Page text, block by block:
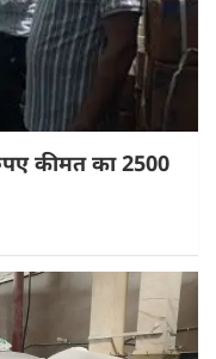
कीमत का 2500